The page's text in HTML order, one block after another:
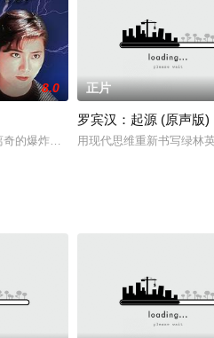
件中身亡，妮琪塔则是因为杀了一位警
，世间的小妖小仙都化作人形生活在
8.0
的爆炸让正在从事军事研究的化学工
正片
罗宾汉：起源 (原声版)
用现代思维重新书写绿林